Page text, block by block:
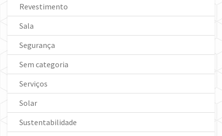
Revestimento
Sala
Segurança
Sem categoria
Serviços
Solar
Sustentabilidade